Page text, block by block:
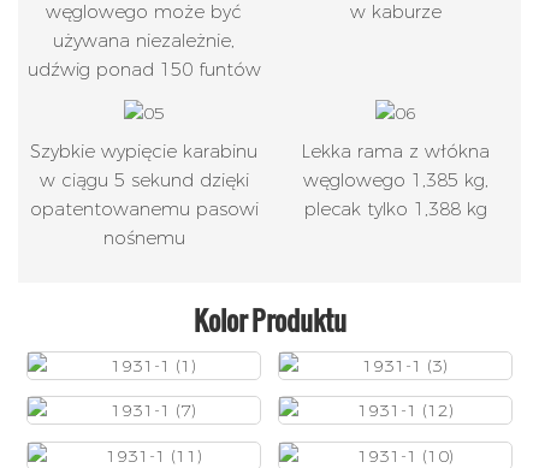
węglowego może być
używana niezależnie,
udźwig ponad 150 funtów
w kaburze
Szybkie wypięcie karabinu
w ciągu 5 sekund dzięki
opatentowanemu pasowi
nośnemu
Lekka rama z włókna
węglowego 1,385 kg,
plecak tylko 1,388 kg
Kolor Produktu